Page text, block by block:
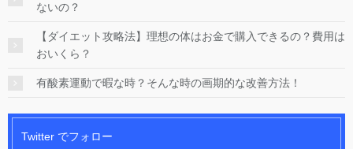
ないの？
【ダイエット攻略法】理想の体はお金で購入できるの？費用は
おいくら？
有酸素運動で暇な時？そんな時の画期的な改善方法！
Twitter でフォロー